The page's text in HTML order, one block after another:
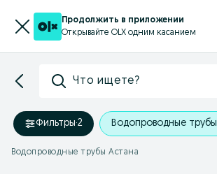
Продолжить в приложении
Открывайте OLX одним касанием
Что ищете?
Фильтры·2 Водопроводные трубы
Водопроводные трубы Астана